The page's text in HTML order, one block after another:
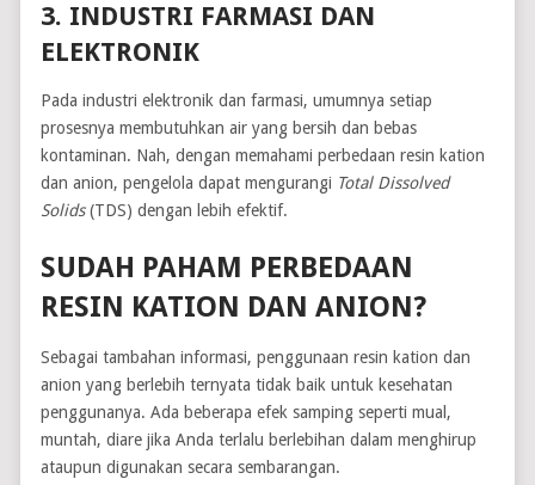
3. INDUSTRI FARMASI DAN
ELEKTRONIK
Pada industri elektronik dan farmasi, umumnya setiap
prosesnya membutuhkan air yang bersih dan bebas
kontaminan. Nah, dengan memahami perbedaan resin kation
dan anion, pengelola dapat mengurangi Total Dissolved
Solids(TDS) dengan lebih efektif.
SUDAH PAHAM PERBEDAAN
RESIN KATION DAN ANION?
Sebagai tambahan informasi, penggunaan resin kation dan
anion yang berlebih ternyata tidak baik untuk kesehatan
penggunanya. Ada beberapa efek samping seperti mual,
muntah, diare jika Anda terlalu berlebihan dalam menghirup
ataupun digunakan secara sembarangan.